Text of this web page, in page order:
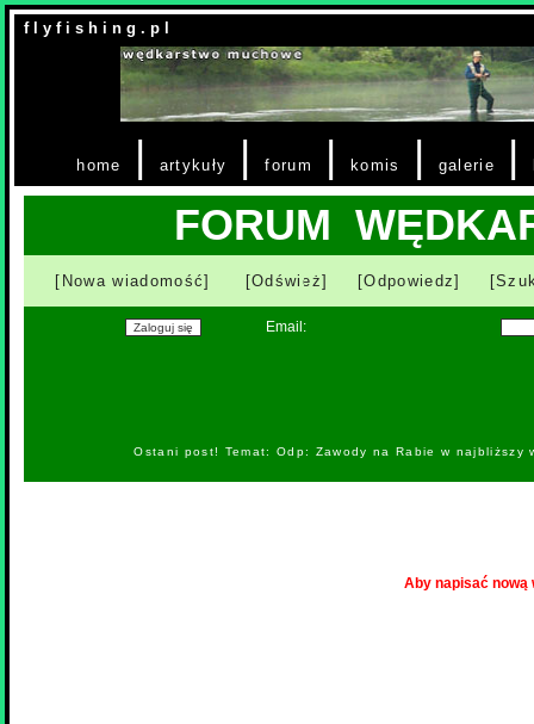
f l y f i s h i n g . p l
home | artykuły |forum | komis | galerie |
FORUM
[Nowa wiadomość] [Odśwież] [Odpowiedz]
Email:
Ostani post! Temat: Odp: Zawody na Rabie w
Aby napisać nową